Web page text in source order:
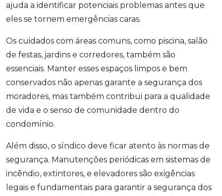
ajuda a identificar potenciais problemas antes que
eles se tornem emergências caras.
Os cuidados com áreas comuns, como piscina, salão
de festas, jardins e corredores, também são
essenciais. Manter esses espaços limpos e bem
conservados não apenas garante a segurança dos
moradores, mas também contribui para a qualidade
de vida e o senso de comunidade dentro do
condomínio.
Além disso, o síndico deve ficar atento às normas de
segurança. Manutenções periódicas em sistemas de
incêndio, extintores, e elevadores são exigências
legais e fundamentais para garantir a segurança dos